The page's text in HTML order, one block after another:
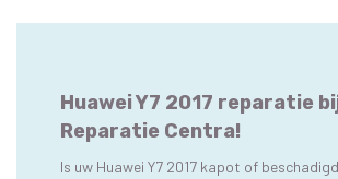
Huawei Y7 2017 reparatie
Reparatie Centra!
Is uw Huawei Y7 2017 kapot of